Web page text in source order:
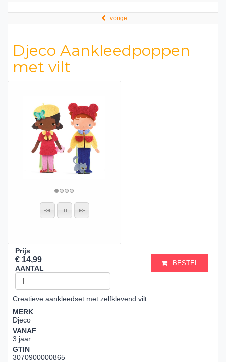
vorige
Djeco Aankleedpoppen
met vilt
Prijs
€ 14,99
AANTAL
BESTEL
Creatieve aankleedset met zelfklevend vilt
MERK
Djeco
VANAF
3 jaar
GTIN
3070900000865